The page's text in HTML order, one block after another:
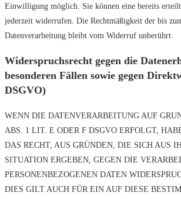
Einwilligung möglich. Sie können eine bereits
jederzeit widerrufen. Die Rechtmäßigkeit der bis
Datenverarbeitung bleibt vom Widerruf unberührt.
Widerspruchsrecht gegen die
besonderen Fällen sowie gegen
DSGVO)
WENN DIE DATENVERARBEITUNG AUF
ABS. 1 LIT. E ODER F DSGVO ERFOLGT,
DAS RECHT, AUS GRÜNDEN, DIE SICH AUS
SITUATION ERGEBEN, GEGEN DIE
PERSONENBEZOGENEN DATEN
DIES GILT AUCH FÜR EIN AUF DIESE